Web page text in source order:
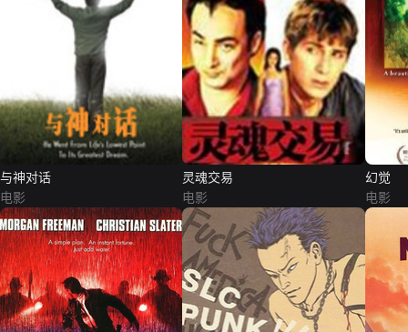
与神对话
电影
灵魂交易
电影
幻觉
电影